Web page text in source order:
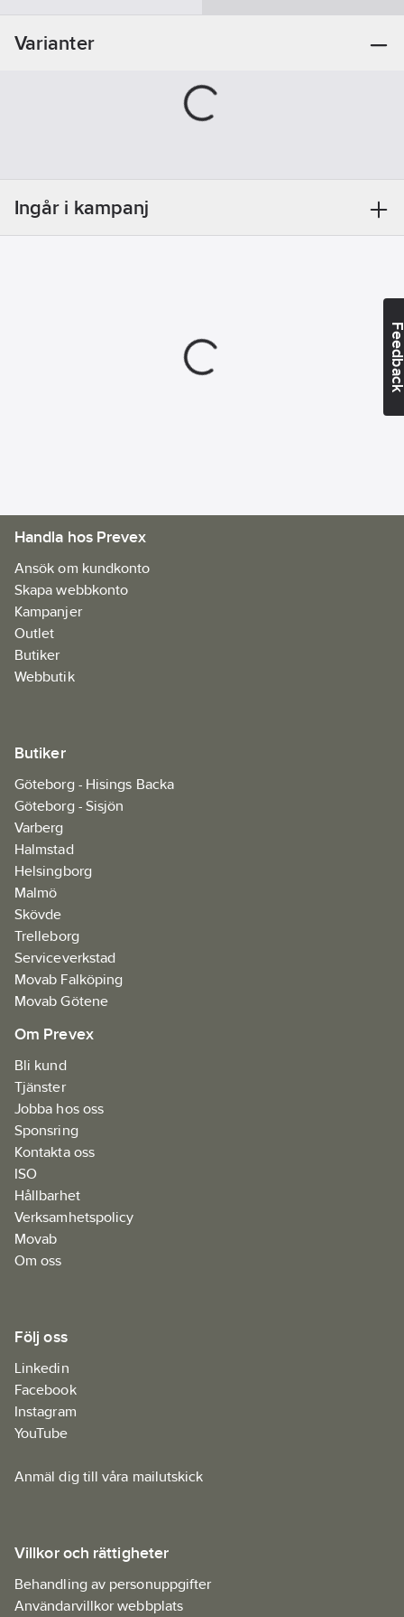
artikelnr:
886661066988
Varianter
Ingår i kampanj
Handla hos Prevex
Ansök om kundkonto
Skapa webbkonto
Kampanjer
Outlet
Butiker
Webbutik
Butiker
Göteborg - Hisings Backa
Göteborg - Sisjön
Varberg
Halmstad
Helsingborg
Malmö
Skövde
Trelleborg
Serviceverkstad
Movab Falköping
Movab Götene
Om Prevex
Bli kund
Tjänster
Jobba hos oss
Sponsring
Kontakta oss
ISO
Hållbarhet
Verksamhetspolicy
Movab
Om oss
Följ oss
Linkedin
Facebook
Instagram
YouTube
Anmäl dig till våra mailutskick
Villkor och rättigheter
Behandling av personuppgifter
Användarvillkor webbplats